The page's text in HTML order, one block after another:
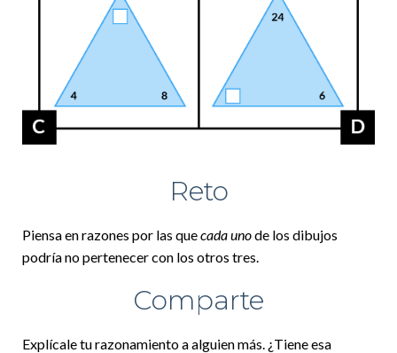
Reto
Piensa en razones por las quecada unode los dibujos
podría no pertenecer con los otros tres.
Comparte
Explícale tu razonamiento a alguien más. ¿Tiene esa